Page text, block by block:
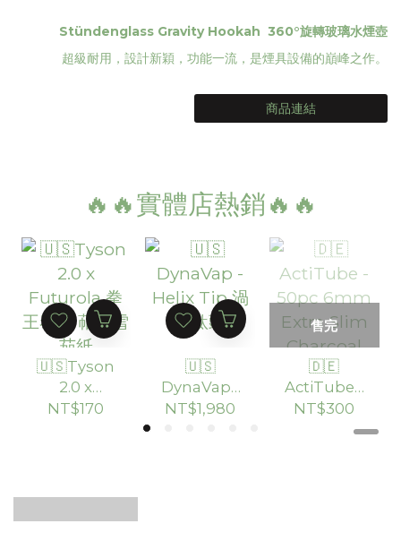
Stündenglass Gravity Hookah 360°旋轉玻璃水煙壺
超級耐用，設計新穎，功能一流，是煙具設備的巔峰之作。
商品連結
🔥🔥實體店熱銷🔥🔥
🇺🇸Tyson
2.0 x
Futurola
NT$170
🇺🇸
DynaVap -
Helix Tip
NT$1,980
售完
🇩🇪
ActiTube -
50pc
NT$300